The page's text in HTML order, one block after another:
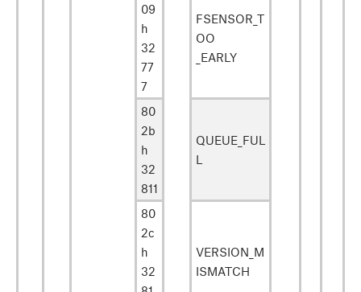
09
h
32
77
7
FSENSOR_T
OO
_EARLY
80
2b
h
32
811
QUEUE_FUL
L
80
2c
h
32
VERSION_M
ISMATCH